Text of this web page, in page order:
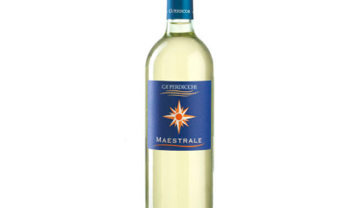
Maestrale Bianco
READ MORE